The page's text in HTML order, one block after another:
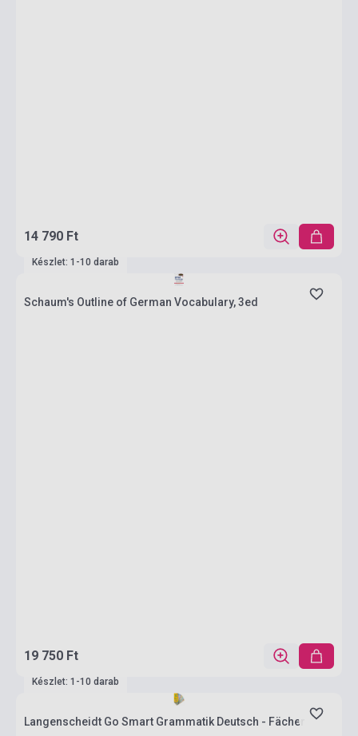
14 790 Ft
Készlet: 1-10 darab
Schaum's Outline of German Vocabulary, 3ed
19 750 Ft
Készlet: 1-10 darab
Langenscheidt Go Smart Grammatik Deutsch - Fächer